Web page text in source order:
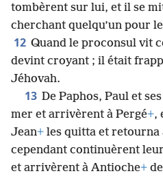
tombèrent sur lui, et il se
cherchant quelqu’un pour
12 Quand le proconsul vit
devint croyant ; il était
Jéhovah.
13 De Paphos, Paul et
mer et arrivèrent à Pergé+,
Jean+ les quitta et retourna
cependant continuèrent
et arrivèrent à Antioche+